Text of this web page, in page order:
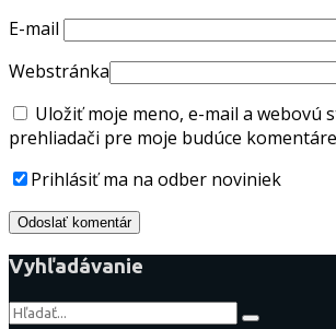
E-mail
Webstránka
Uložiť moje meno, e-mail a webovú
prehliadači pre moje budúce
Prihlásiť ma na odber noviniek
Vyhľadávanie